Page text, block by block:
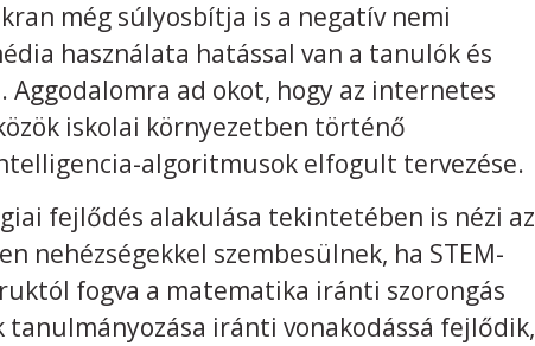
még súlyosbítja is a negatív nemi
használata hatással van a tanulók és
ad okot, hogy az internetes
iskolai környezetben történő
algoritmusok elfogult tervezése.
fejlődés alakulása tekintetében is nézi az
nehézségekkel szembesülnek, ha STEM-
fogva a matematika iránti szorongás
iránti vonakodássá fejlődik,